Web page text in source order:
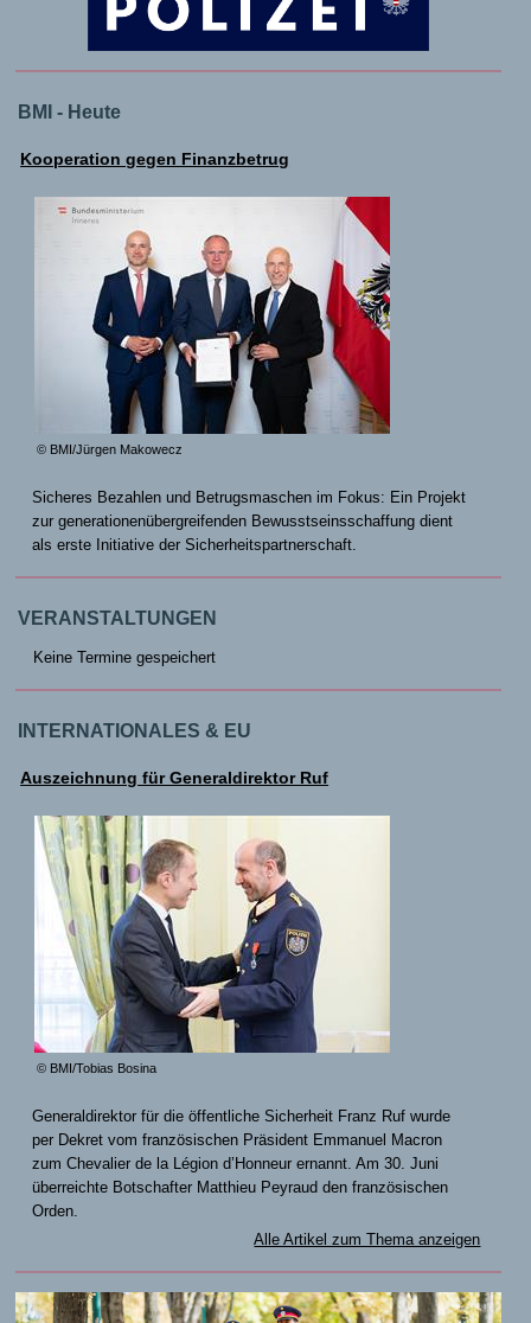
BMI - Heute
Kooperation gegen Finanzbetrug
© BMI/Jürgen Makowecz
Sicheres Bezahlen und Betrugsmaschen im Fokus: Ein Projekt
zur generationenübergreifenden Bewusstseinsschaffung dient
als erste Initiative der Sicherheitspartnerschaft.
VERANSTALTUNGEN
Keine Termine gespeichert
INTERNATIONALES & EU
Auszeichnung für Generaldirektor Ruf
© BMI/Tobias Bosina
Generaldirektor für die öffentliche Sicherheit Franz Ruf wurde
per Dekret vom französischen Präsident Emmanuel Macron
zum Chevalier de la Légion d’Honneur ernannt. Am 30. Juni
überreichte Botschafter Matthieu Peyraud den französischen
Orden.
Alle Artikel zum Thema anzeigen